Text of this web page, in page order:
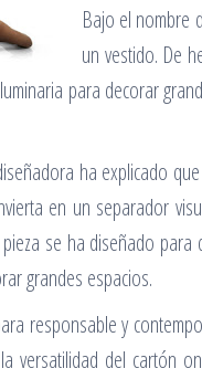
Bajo el nombre
un vestido. De
para decorar
ha explicado
en un separador
se ha diseñado
grandes espacios.
responsable y
versatilidad del cartón